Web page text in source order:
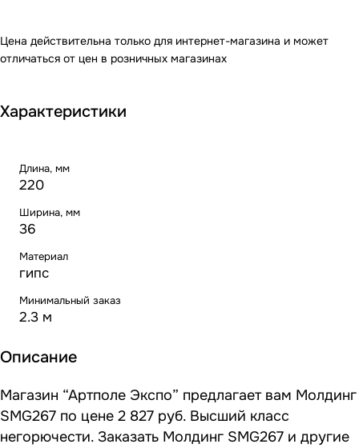
Цена действительна только для интернет-магазина и может
отличаться от цен в розничных магазинах
Характеристики
Длина, мм
220
Ширина, мм
36
Материал
гипс
Минимальный заказ
2.3 м
Описание
Магазин “Артполе Экспо” предлагает вам Молдинг
SMG267 по цене 2 827 руб. Высший класс
негорючести. Заказать Молдинг SMG267 и другие